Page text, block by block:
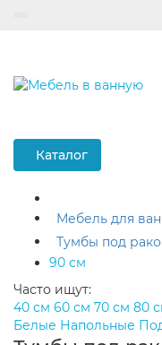
Каталог
Мебель для
Тумбы под
90 см
Часто ищут:
40 см 60 см 70 см 80
Белые Напольные